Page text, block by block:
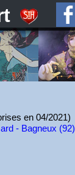
en 04/2021)
- Bagneux (92)